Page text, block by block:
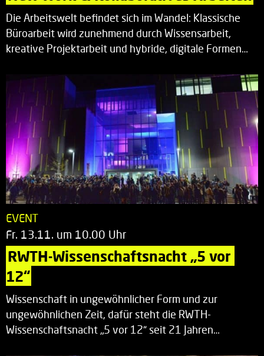
Die Arbeitswelt befindet sich im Wandel: Klassische
Büroarbeit wird zunehmend durch Wissensarbeit,
kreative Projektarbeit und hybride, digitale Formen…
EVENT
Fr. 13.11. um 10.00 Uhr
RWTH-Wissenschaftsnacht „5 vor
12“
Wissenschaft in ungewöhnlicher Form und zur
ungewöhnlichen Zeit, dafür steht die RWTH-
Wissenschaftsnacht „5 vor 12“ seit 21 Jahren…